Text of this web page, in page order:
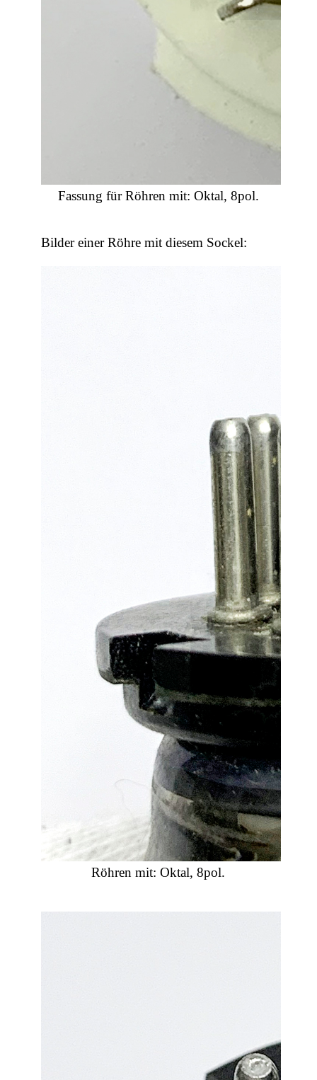
Fassung für Röhren mit: Oktal, 8pol.
Bilder einer Röhre mit diesem Sockel:
Röhren mit: Oktal, 8pol.